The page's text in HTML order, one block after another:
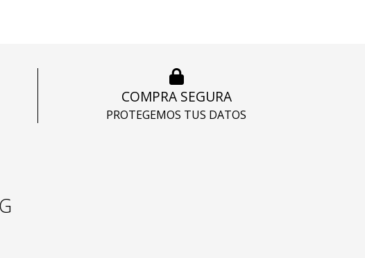
COMPRA SEGURA
PROTEGEMOS TUS DATOS